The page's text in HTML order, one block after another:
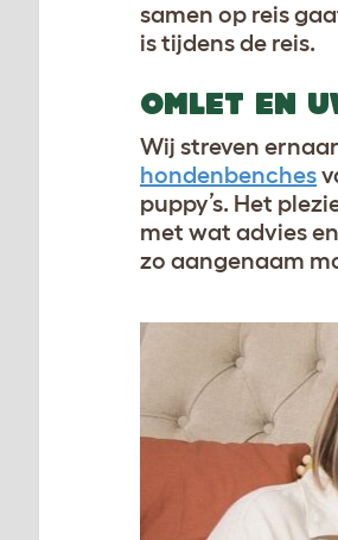
samen op reis
is tijdens de reis.
OMLET EN
Wij streven
hondenbenches
puppy’s. Het
met wat advies
zo aangenaam